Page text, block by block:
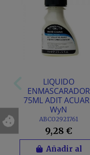
LIQUIDO
ENMASCARADOR
75ML ADIT
WyN
ABCO2921761
9,28 €
Añadir al